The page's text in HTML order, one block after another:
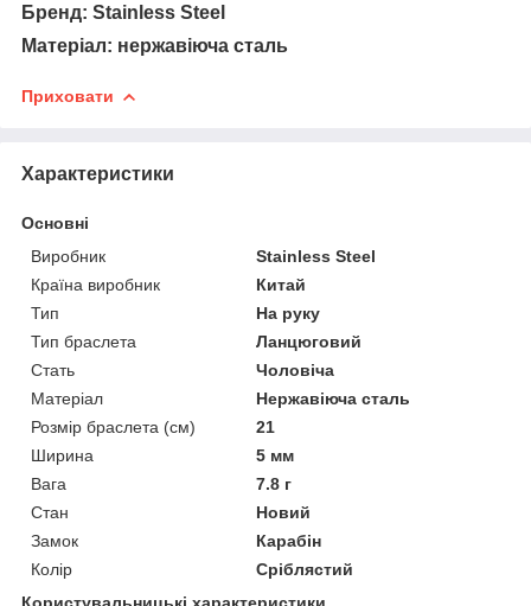
Бренд: Stainless Steel
Матеріал: нержавіюча сталь
Приховати
Характеристики
Основні
Виробник
Stainless Steel
Країна виробник
Китай
Тип
На руку
Тип браслета
Ланцюговий
Стать
Чоловіча
Матеріал
Нержавіюча сталь
Розмір браслета (см)
21
Ширина
5 мм
Вага
7.8 г
Стан
Новий
Замок
Карабін
Колір
Сріблястий
Користувальницькі характеристики